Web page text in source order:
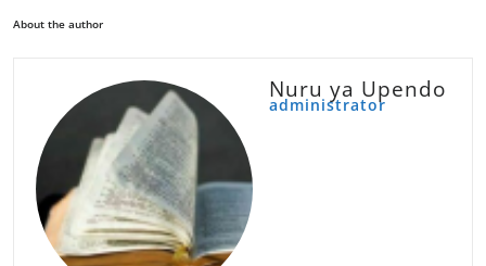
About the author
Nuru ya Upendo
administrator